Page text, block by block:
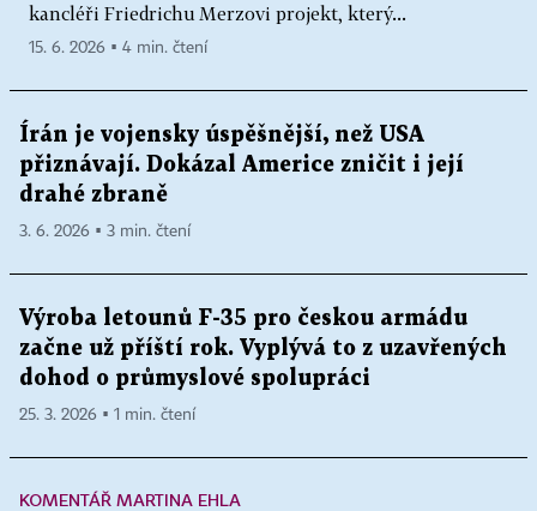
kancléři Friedrichu Merzovi projekt, který...
15. 6. 2026 ▪ 4 min. čtení
Írán je vojensky úspěšnější, než USA
přiznávají. Dokázal Americe zničit i její
drahé zbraně
3. 6. 2026 ▪ 3 min. čtení
Výroba letounů F-35 pro českou armádu
začne už příští rok. Vyplývá to z uzavřených
dohod o průmyslové spolupráci
25. 3. 2026 ▪ 1 min. čtení
KOMENTÁŘ MARTINA EHLA